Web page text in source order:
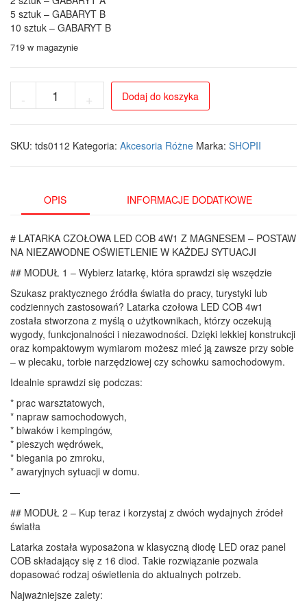
5 sztuk – GABARYT B
10 sztuk – GABARYT B
719 w magazynie
-
Latarka
COB
4w1
+ Dodaj do koszyka
SKU: tds0112 Kategoria: Akcesoria Różne Marka: SHOPII
OPIS INFORMACJE DODATKOWE
# LATARKA CZOŁOWA LED COB 4W1 Z MAGNESEM – POSTAW
NA NIEZAWODNE OŚWIETLENIE W KAŻDEJ SYTUACJI
## MODUŁ 1 – Wybierz latarkę, która sprawdzi się wszędzie
Szukasz praktycznego źródła światła do pracy, turystyki lub
codziennych zastosowań? Latarka czołowa LED COB 4w1
została stworzona z myślą o użytkownikach, którzy oczekują
wygody, funkcjonalności i niezawodności. Dzięki lekkiej konstrukcji
oraz kompaktowym wymiarom możesz mieć ją zawsze przy sobie
– w plecaku, torbie narzędziowej czy schowku samochodowym.
Idealnie sprawdzi się podczas:
* prac warsztatowych,
* napraw samochodowych,
* biwaków i kempingów,
* pieszych wędrówek,
* biegania po zmroku,
* awaryjnych sytuacji w domu.
—
## MODUŁ 2 – Kup teraz i korzystaj z dwóch wydajnych źródeł
światła
Latarka została wyposażona w klasyczną diodę LED oraz panel
COB składający się z 16 diod. Takie rozwiązanie pozwala
dopasować rodzaj oświetlenia do aktualnych potrzeb.
Najważniejsze zalety: